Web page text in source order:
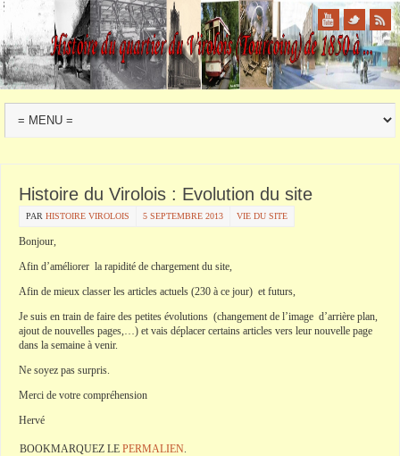
Histoire du Virolois : Evolution du site
PAR HISTOIRE VIROLOIS 5 SEPTEMBRE 2013 VIE DU SITE
Bonjour,
Afin d’améliorer la rapidité de chargement du site,
Afin de mieux classer les articles actuels (230 à ce jour) et futurs,
Je suis en train de faire des petites évolutions (changement de l’image d’arrière plan,
ajout de nouvelles pages,…) et vais déplacer certains articles vers leur nouvelle page
dans la semaine à venir.
Ne soyez pas surpris.
Merci de votre compréhension
Hervé
BOOKMARQUEZ LE PERMALIEN.